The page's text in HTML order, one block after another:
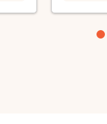
会があり